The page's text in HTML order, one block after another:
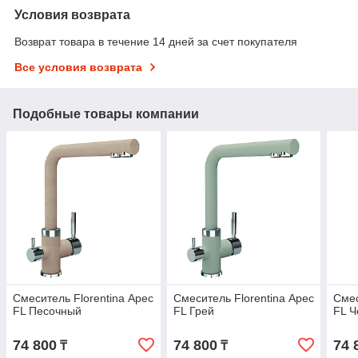
Условия возврата
Возврат товара в течение 14 дней за счет покупателя
Все условия возврата
Подобные товары компании
Смеситель Florentina Арес
FL Песочный
74 800 ₸
Смеситель Florentina Арес
FL Грей
74 800₸
FL
74